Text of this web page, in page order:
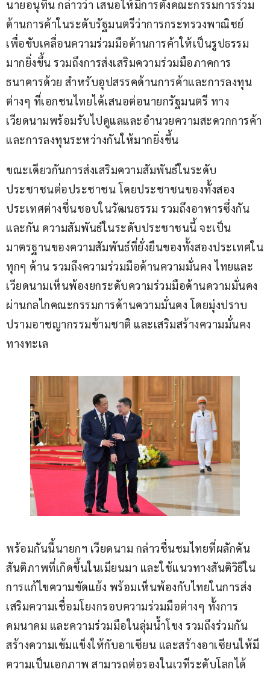
นายอนุทิน กล่าวว่า เสนอให้มีการตั้งคณะกรรมการร่วม
ด้านการค้าในระดับรัฐมนตรีว่าการกระทรวงพาณิชย์
เพื่อขับเคลื่อนความร่วมมือด้านการค้าให้เป็นรูปธรรม
มากยิ่งขึ้น รวมถึงการส่งเสริมความร่วมมือภาคการ
ธนาคารด้วย สำหรับอุปสรรคด้านการค้าและการลงทุน
ต่างๆ ที่เอกชนไทยได้เสนอต่อนายกรัฐมนตรี ทาง
เวียดนามพร้อมรับไปดูแลและอำนวยความสะดวกการค้า
และการลงทุนระหว่างกันให้มากยิ่งขึ้น
ขณะเดียวกันการส่งเสริมความสัมพันธ์ในระดับ
ประชาชนต่อประชาชน โดยประชาชนของทั้งสอง
ประเทศต่างชื่นชอบในวัฒนธรรม รวมถึงอาหารซึ่งกัน
และกัน ความสัมพันธ์ในระดับประชาชนนี้ จะเป็น
มาตรฐานของความสัมพันธ์ที่ยั่งยืนของทั้งสองประเทศใน
ทุกๆ ด้าน รวมถึงความร่วมมือด้านความมั่นคง ไทยและ
เวียดนามเห็นพ้องยกระดับความร่วมมือด้านความมั่นคง
ผ่านกลไกคณะกรรมการด้านความมั่นคง โดยมุ่งปราบ
ปรามอาชญากรรมข้ามชาติ และเสริมสร้างความมั่นคง
ทางทะเล
พร้อมกันนี้นายกฯ เวียดนาม กล่าวชื่นชมไทยที่ผลักดัน
สันติภาพที่เกิดขึ้นในเมียนมา และใช้แนวทางสันติวิธีใน
การแก้ไขความขัดแย้ง พร้อมเห็นพ้องกับไทยในการส่ง
เสริมความเชื่อมโยงกรอบความร่วมมือต่างๆ ทั้งการ
คมนาคม และความร่วมมือในลุ่มน้ำโขง รวมถึงร่วมกัน
สร้างความเข้มแข็งให้กับอาเซียน และสร้างอาเซียนให้มี
ความเป็นเอกภาพ สามารถต่อรองในเวทีระดับโลกได้